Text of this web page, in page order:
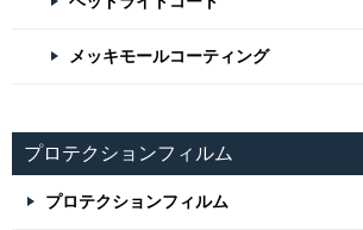
メッキモールコーティング
プロテクションフィルム
プロテクションフィルム